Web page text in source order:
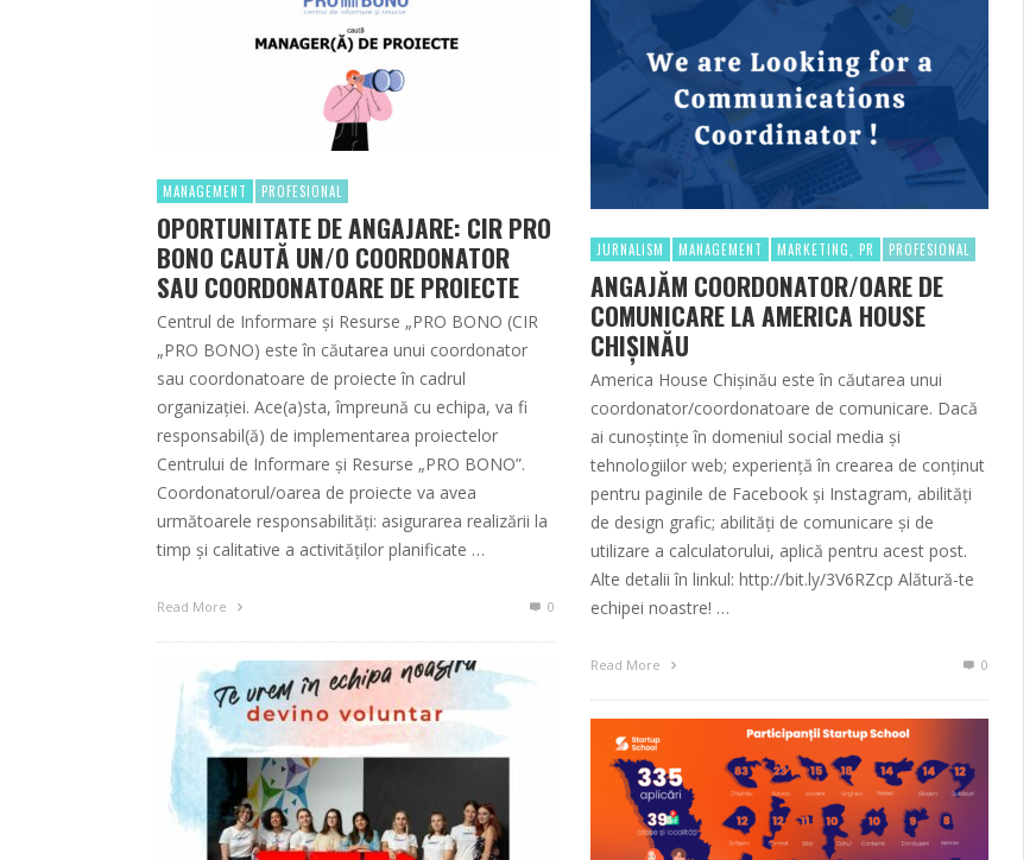
MANAGEMENT PROFESIONAL
OPORTUNITATE DE ANGAJARE: CIR PRO
BONO CAUTĂ UN/O COORDONATOR
SAU COORDONATOARE DE PROIECTE
Centrul de Informare și Resurse „PRO BONO (CIR
„PRO BONO) este în căutarea unui coordonator
sau coordonatoare de proiecte în cadrul
organizației. Ace(a)sta, împreună cu echipa, va fi
responsabil(ă) de implementarea proiectelor
Centrului de Informare și Resurse „PRO BONO”.
Coordonatorul/oarea de proiecte va avea
următoarele responsabilități: asigurarea realizării la
timp și calitative a activităților planificate …
Read More 0
JURNALISM MANAGEMENT MARKETING, PR PROFESIONAL
ANGAJĂM COORDONATOR/OARE DE
COMUNICARE LA AMERICA HOUSE
CHIȘINĂU
America House Chișinău este în căutarea unui
coordonator/coordonatoare de comunicare. Dacă
ai cunoștințe în domeniul social media și
tehnologiilor web; experiență în crearea de conținut
pentru paginile de Facebook și Instagram, abilități
de design grafic; abilități de comunicare și de
utilizare a calculatorului, aplică pentru acest post.
Alte detalii în linkul: http://bit.ly/3V6RZcp Alătură-te
echipei noastre! …
Read More 0